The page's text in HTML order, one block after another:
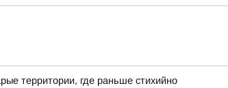
территории, где раньше стихийно